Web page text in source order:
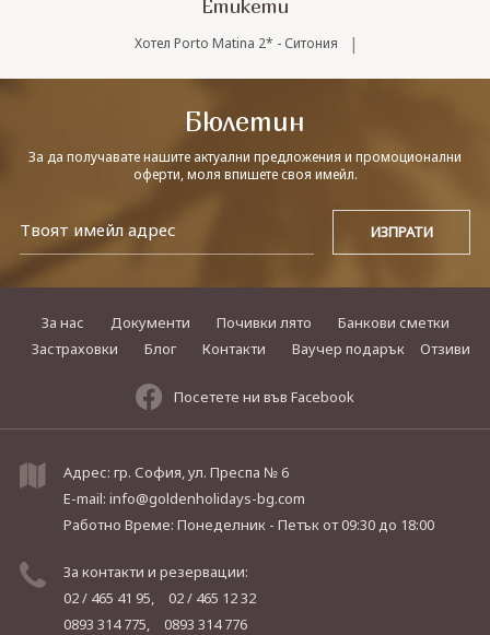
Етикети
Хотел Porto Matina 2* - Ситония |
Бюлетин
За да получавате нашите актуални предложения и промоционални
оферти, моля впишете своя имейл.
За нас Документи Почивки лято
Банкови сметки
Застраховки
Блог Контакти Ваучер подарък Отзиви
Посетете ни във Facebook
Адрес: гр. София, ул. Преспа № 6
E-mail: info@goldenholidays-bg.com
Работно Време: Понеделник - Петъкот 09:30 до 18:00
За контакти и резервации:
02 / 465 41 95,
02 / 465 12 32
0893 314 775,
0893 314 776